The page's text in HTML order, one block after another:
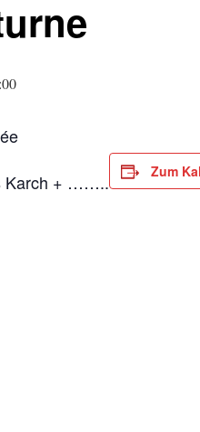
Karch + ……..
Zum